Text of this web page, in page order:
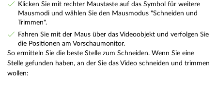
Klicken Sie mit rechter Maustaste auf das Symbol für weitere
Mausmodi und wählen Sie den Mausmodus "Schneiden und
Trimmen".
Fahren Sie mit der Maus über das Videoobjekt und verfolgen Sie
die Positionen am Vorschaumonitor.
So ermitteln Sie die beste Stelle zum Schneiden. Wenn Sie eine
Stelle gefunden haben, an der Sie das Video schneiden und trimmen
wollen: